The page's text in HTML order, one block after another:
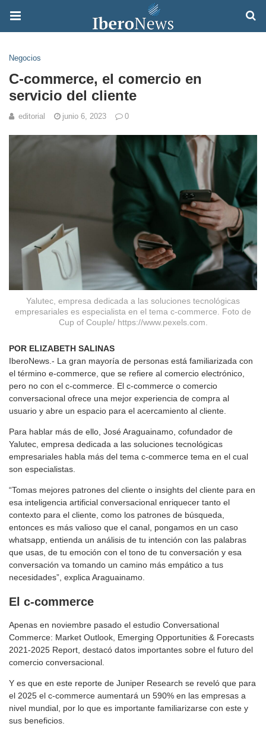
Negocios
C-commerce, el comercio en
servicio del cliente
editorial junio 6, 2023 0
Yalutec, empresa dedicada a las soluciones tecnológicas
empresariales es especialista en el tema c-commerce. Foto de
Cup of Couple/ https://www.pexels.com.
POR ELIZABETH SALINAS
IberoNews.- La gran mayoría de personas está familiarizada con
el término e-commerce, que se refiere al comercio electrónico,
pero no con el c-commerce. El c-commerce o comercio
conversacional ofrece una mejor experiencia de compra al
usuario y abre un espacio para el acercamiento al cliente.
Para hablar más de ello, José Araguainamo, cofundador de
Yalutec, empresa dedicada a las soluciones tecnológicas
empresariales habla más del tema c-commerce tema en el cual
son especialistas.
“Tomas mejores patrones del cliente o insights del cliente para en
esa inteligencia artificial conversacional enriquecer tanto el
contexto para el cliente, como los patrones de búsqueda,
entonces es más valioso que el canal, pongamos en un caso
whatsapp, entienda un análisis de tu intención con las palabras
que usas, de tu emoción con el tono de tu conversación y esa
conversación va tomando un camino más empático a tus
necesidades”, explica Araguainamo.
El c-commerce
Apenas en noviembre pasado el estudio Conversational
Commerce: Market Outlook, Emerging Opportunities & Forecasts
2021-2025 Report, destacó datos importantes sobre el futuro del
comercio conversacional.
Y es que en este reporte de Juniper Research se reveló que para
el 2025 el c-commerce aumentará un 590% en las empresas a
nivel mundial, por lo que es importante familiarizarse con este y
sus beneficios.